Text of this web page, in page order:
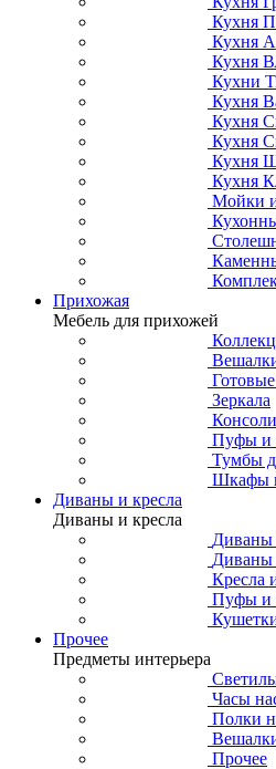
Кухня
Кухня
Кухня
Кухни
Кухня
Кухня
Кухня
Кухня
Кухня
Мойки
Прихожая
Мебель для прихожей
Зеркала
Консоли
Пуфы и
Тумбы
Шкафы
Диваны и кресла
Диваны и кресла
Диваны
Диваны
Кресла
Пуфы и
Прочее
Предметы интерьера
Часы
Полки
Прочее